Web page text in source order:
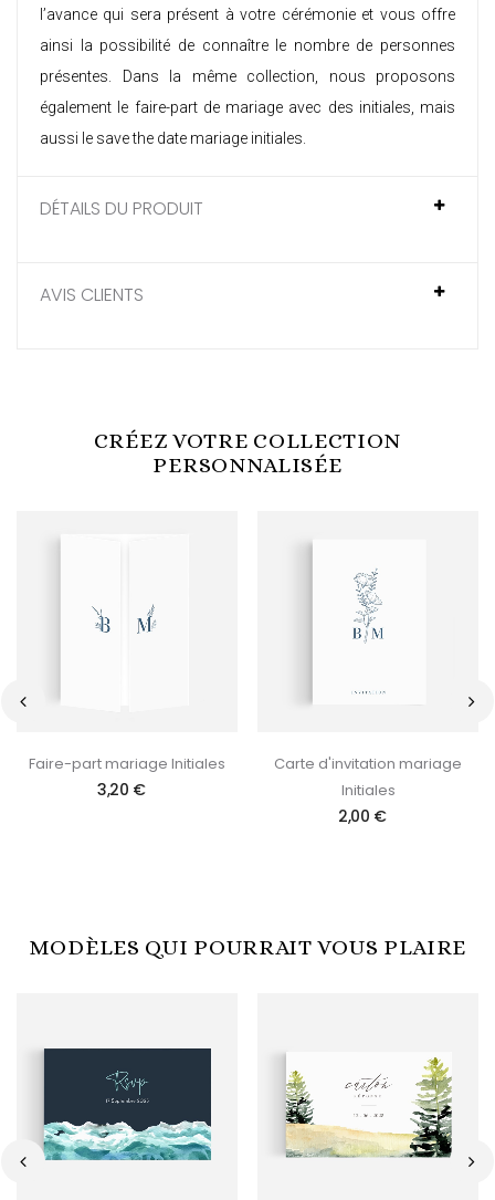
l’avance qui sera présent à votre cérémonie et vous offre
ainsi la possibilité de connaître le nombre de personnes
présentes. Dans la même collection, nous proposons
également le faire-part de mariage avec des initiales , mais
aussi le save the date mariage initiales
DÉTAILS DU PRODUIT
AVIS CLIENTS
CRÉEZ VOTRE COLLECTION
PERSONNALISÉE
Faire-part mariage Initiales
3,20 €
Carte d'invitation mariage
Initiales
2,00 €
MODÈLES QUI POURRAIT VOUS PLAIRE